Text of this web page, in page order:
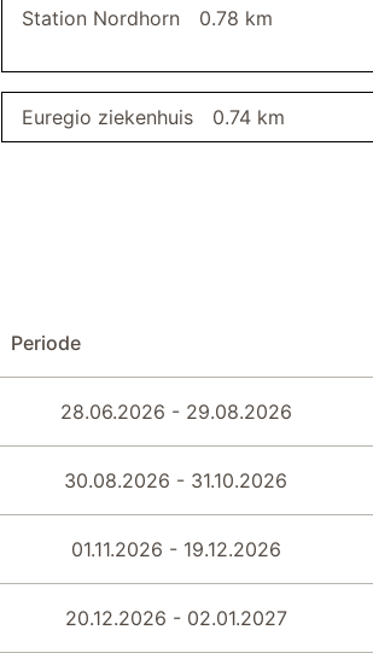
eettafel
Station Nordhorn 0.78 km
Euregio ziekenhuis 0.74 km
Periode
28.06.2026 - 29.08.2026
30.08.2026 - 31.10.2026
01.11.2026 - 19.12.2026
20.12.2026 - 02.01.2027